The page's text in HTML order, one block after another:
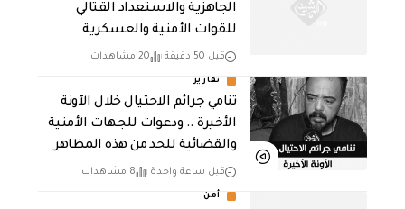
الجاهزية والاستعداد القتالي
للقوات الأمنية والعسكرية
قبل 50 دقيقة 20 مشاهدات
تقارير
تنامي جرائم الاحتيال خلال الآونة
الأخيرة .. ودعوات للجهات الأمنية
والقضائية للحد من هذه المظاهر
قبل ساعة واحدة 8 مشاهدات
أمن